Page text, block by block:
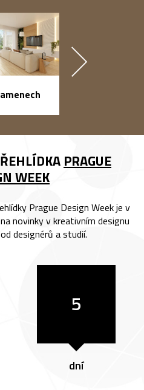
PRAGUE
WEEK
Prague Design Week je v
novinky v kreativním designu
designérů a studií.
5
dní